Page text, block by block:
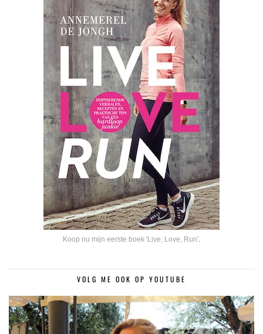
Koop nu mijn eerste boek 'Live, Love, Run'
VOLG ME OOK OP YOUTUBE